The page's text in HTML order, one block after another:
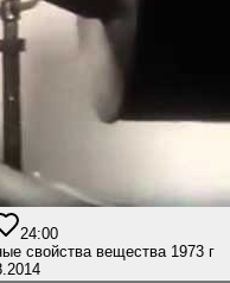
24:00
свойства вещества 1973 г